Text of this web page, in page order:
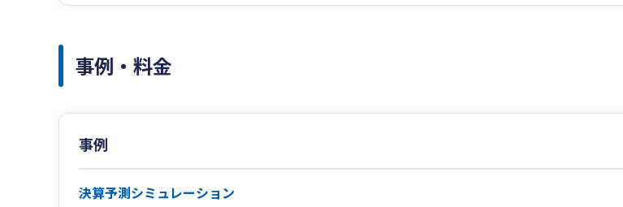
事例・料金
事例
決算予測シミュレーション